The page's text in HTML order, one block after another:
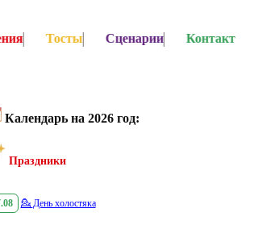
Календарь на 2026 год:
Праздники
💁 День холостяка
Тосты Сценарии Контакт